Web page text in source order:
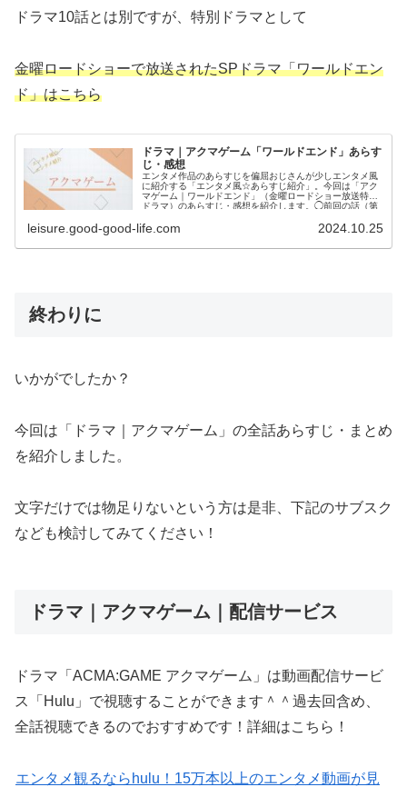
ドラマ10話とは別ですが、特別ドラマとして
金曜ロードショーで放送されたSPドラマ「ワールドエン
ド」はこちら
ドラマ｜アクマゲーム「ワールドエンド」あらす
じ・感想
エンタメ作品のあらすじを偏屈おじさんが少しエンタメ風
に紹介する「エンタメ風☆あらすじ紹介」。今回は「アク
マゲーム｜ワールドエンド」（金曜ロードショー放送特別
ドラマ）のあらすじ・感想を紹介します。◯前回の話（第
leisure.good-good-life.com 2024.10.25
終わりに
いかがでしたか？
今回は「ドラマ｜アクマゲーム」の全話あらすじ・まとめ
を紹介しました。
文字だけでは物足りないという方は是非、下記のサブスク
なども検討してみてください！
ドラマ｜アクマゲーム｜配信サービス
ドラマ「ACMA:GAME アクマゲーム」は動画配信サービ
ス「Hulu」で視聴することができます＾＾過去回含め、
全話視聴できるのでおすすめです！詳細はこちら！
エンタメ観るならhulu！15万本以上のエンタメ動画が見